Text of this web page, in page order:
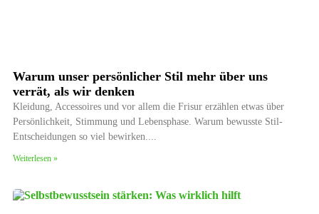
Warum unser persönlicher Stil mehr über uns
verrät, als wir denken
Kleidung, Accessoires und vor allem die Frisur erzählen etwas über
Persönlichkeit, Stimmung und Lebensphase. Warum bewusste Stil-
Entscheidungen so viel bewirken.
Weiterlesen »